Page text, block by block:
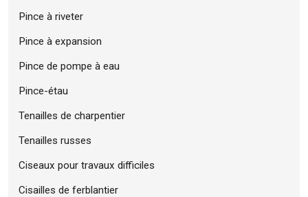
Pince à riveter
Pince à expansion
Pince de pompe à eau
Pince-étau
Tenailles de charpentier
Tenailles russes
Ciseaux pour travaux difficiles
Cisailles de ferblantier